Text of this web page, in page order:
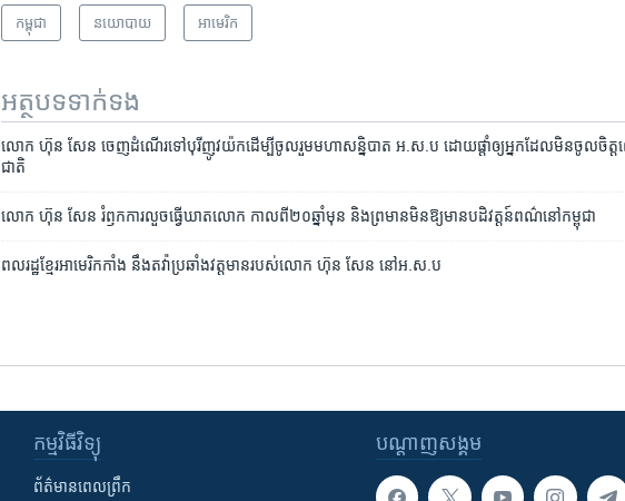
កម្ពុជា នយោបាយ អាមេរិក​
អត្ថបទ​ទាក់ទង
លោក​ ​ហ៊ុន សែន​ ​ចេញ​ដំណើរ​ទៅ​បុរី​ញូវយ៉ក​ដើម្បី​ចូលរួម​មហា​សន្និបាត​​ អ.ស.ប​ ​ដោយ​ផ្តាំ​ឲ្យ​​អ្នក​ដែល​មិន​ចូលចិត្
ជាតិ
លោក ហ៊ុន សែន រំឭក​ការ​លួច​ធ្វើ​ឃាត​លោក​ ​កាលពី​២០​ឆ្នាំ​មុន​ និង​ព្រមាន​មិន​ឱ្យ​មាន​បដិវត្តន៍​ពណ៌​នៅ​កម្ពុជា
ពលរដ្ឋ​ខ្មែរ​អាមេរិកកាំង​​ នឹង​តវ៉ា​ប្រឆាំង​​វត្តមាន​របស់​លោក ហ៊ុន សែន នៅ​អ.ស.ប
បណ្តាញ​សង្គម
កម្មវិធី​វិទ្យុ
ព័ត៌មាន​ពេល​ព្រឹក